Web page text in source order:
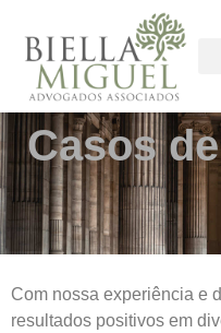
Casos
Com nossa experiência e
resultados positivos em